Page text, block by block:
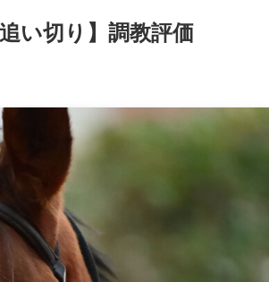
い切り】調教評価